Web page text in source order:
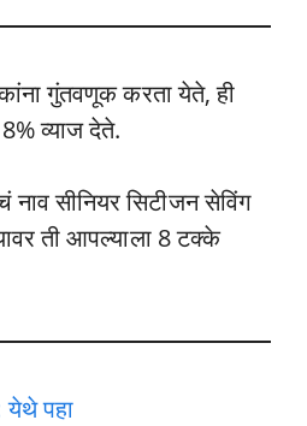
गुंतवणूक करता येते, ही
व्याज देते.
सीनियर सिटीजन सेविंग
ती आपल्याला 8 टक्के
येथे पहा